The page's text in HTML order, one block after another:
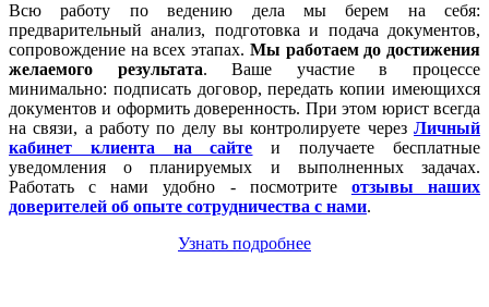
Всю работу по ведению дела мы берем на себя:
предварительный анализ, подготовка и подача документов,
сопровождение на всех этапах. Мы работаем до достижения
желаемого результата. Ваше участие в процессе
минимально: подписать договор, передать копии имеющихся
документов и оформить доверенность. При этом юрист всегда
на связи, а работу по делу вы контролируете через Личный
кабинет клиента на сайте и получаете бесплатные
уведомления о планируемых и выполненных задачах.
Работать с нами удобно - посмотрите отзывы наших
доверителей об опыте сотрудничества с нами.
Узнать подробнее